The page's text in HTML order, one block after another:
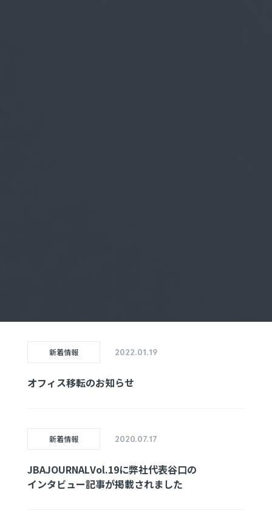
新着情報 2022.01.19
オフィス移転のお知らせ
新着情報 2020.07.17
JBAJOURNALVol.19に弊社代表谷口の
インタビュー記事が掲載されました